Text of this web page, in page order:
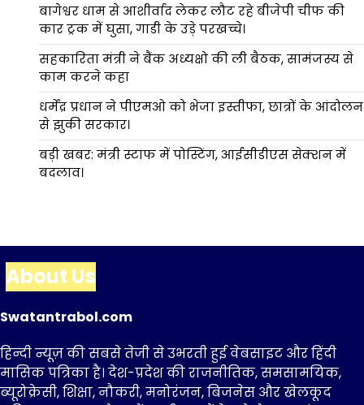
बागेश्वर धाम से आशीर्वाद लेकर लौट रहे बीजेपी चीफ की
कार ट्रक में घुसा, गाडी के उड़े परखच्चे।
सहकारिता मंत्री ने बैंक अध्यक्षो की ली बैठक, सामंजस्य से
काम करने कहा
धर्मेंद्र प्रधान ने पीएमओ को भेजा इस्तीफा, छात्रों के आंदोलन
से झुकी सरकार।
बड़ी खबर: मंत्री स्टाफ में पोस्टिंग, आईसीडीएस सेक्शन में
बदलाव।
About Us
Swatantrabol.com
हिन्दी न्यूज़ की सबसे तेजी से उभरती हुई वेबसाइट और हिंदी
मासिक पत्रिका है। देश-प्रदेश की राजनीतिक, समसामयिक,
ब्यूरोक्रेसी, शिक्षा, नौकरी, मनोरंजन, बिजनेस और खेलकूद